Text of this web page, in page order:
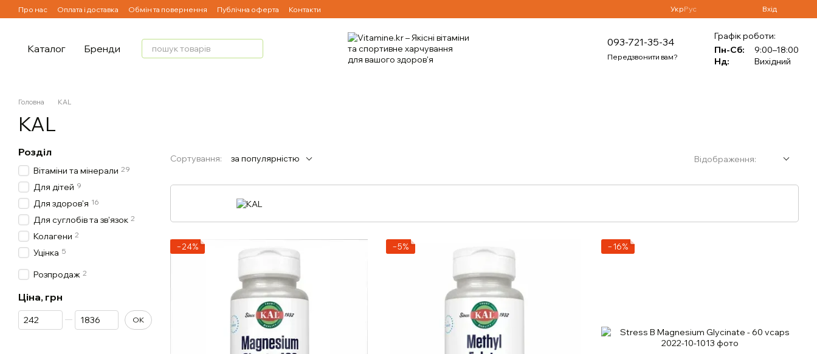
Перейти до основного контенту
Про нас Оплата і доставка Обмін та повернення Публічна оферта Контакти УкрРус Вхід
Каталог Бренди
093-721-35-34
Передзвонити вам?
Графік роботи:
Пн-Сб:
9:00–18:00
Нд:
Вихідний
Головна KAL
KAL
Сортування: за популярністю Відображення:
−24% −5% −16%
Розділ
Вітаміни та мінерали 29
Для дітей 9
Для здоров'я 16
Для суглобів та зв'язок 2
Колагени 2
Уцінка 5
Розпродаж 2
Ціна, грн
Від Ціна, грн
До Ціна, грн ОК